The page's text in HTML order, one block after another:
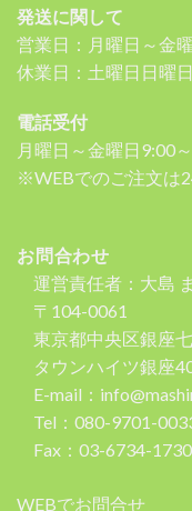
発送に関して
営業日：月曜日～金
休業日：土曜日日曜
電話受付
月曜日～金曜日9:00
※WEBでのご注文は
お問合わせ
運営責任者：大島
〒104-0061
東京都中央区銀座
タウンハイツ銀座
E-mail：
Tel：080-9701-
Fax：03-6734-1730
WEBでお問合せ